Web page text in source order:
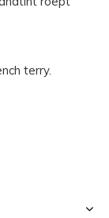
terry.